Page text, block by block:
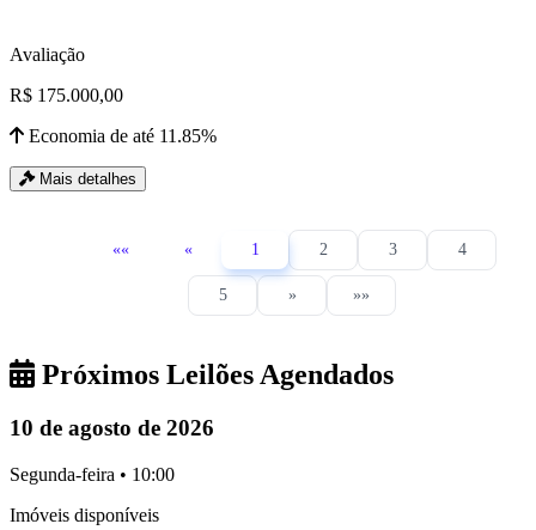
Avaliação
R$ 175.000,00
Economia de até 11.85%
Mais detalhes
«« « 1 2 3 4
5 » »»
Próximos Leilões Agendados
10 de agosto de 2026
Segunda-feira • 10:00
Imóveis disponíveis